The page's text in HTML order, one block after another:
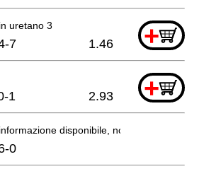
uretano 3 +
7 1.46
+
1 2.93
disponibile, non ordinabile
0